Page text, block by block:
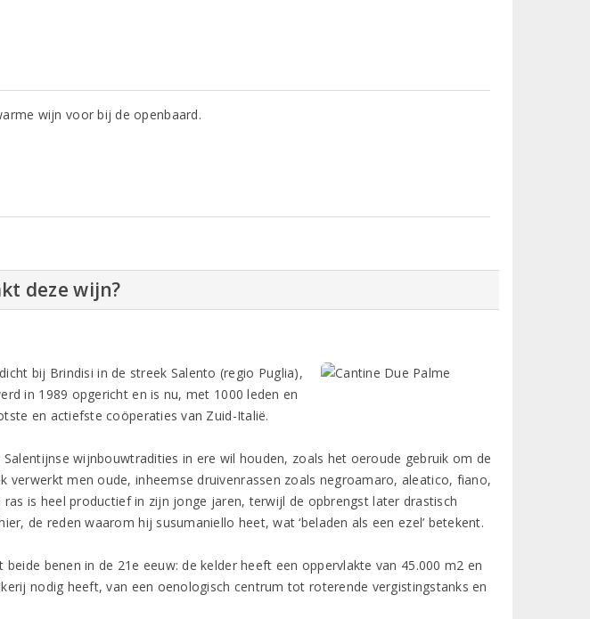
wijn voor bij de openbaard.
deze wijn?
bij Brindisi in de streek Salento (regio Puglia),
in 1989 opgericht en is nu, met 1000 leden en
en actiefste coöperaties van Zuid-Italië.
wijnbouwtradities in ere wil houden, zoals het oeroude gebruik om de
verwerkt men oude, inheemse druivenrassen zoals negroamaro, aleatico, fiano,
is heel productief in zijn jonge jaren, terwijl de opbrengst later drastisch
de reden waarom hij susumaniello heet, wat ‘beladen als een ezel’ betekent.
benen in de 21e eeuw: de kelder heeft een oppervlakte van 45.000 m2 en
nodig heeft, van een oenologisch centrum tot roterende vergistingstanks en